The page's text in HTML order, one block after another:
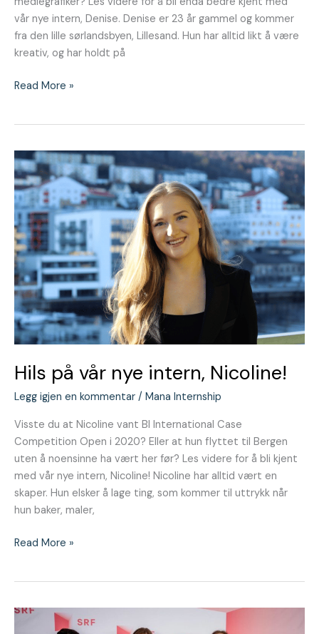
vår nye intern, Denise. Denise er 23 år gammel og kommer
fra den lille sørlandsbyen, Lillesand. Hun har alltid likt å være
kreativ, og har holdt på
Read More »
Hils på vår nye intern, Nicoline!
Legg igjen en kommentar / Mana Internship
Visste du at Nicoline vant BI International Case
Competition Open i 2020? Eller at hun flyttet til Bergen
uten å noensinne ha vært her før? Les videre for å bli kjent
med vår nye intern, Nicoline! Nicoline har alltid vært en
skaper. Hun elsker å lage ting, som kommer til uttrykk når
hun baker, maler,
Hils
på
vår
nye
intern,
Nicoline!
Read More »
Perioden